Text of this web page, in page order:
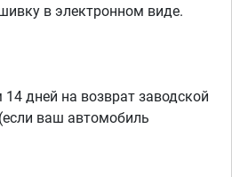
в электронном виде.
дней на возврат заводской
ваш автомобиль